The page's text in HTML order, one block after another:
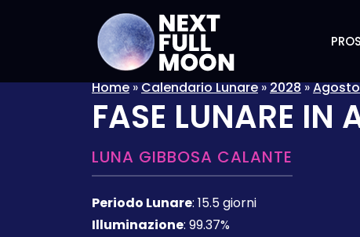
Home»Calendario Lunare»2028»Agosto
FASE LUNARE IN
LUNA GIBBOSA CALANTE
Periodo Lunare: 15.5 giorni
Illuminazione: 99.37%